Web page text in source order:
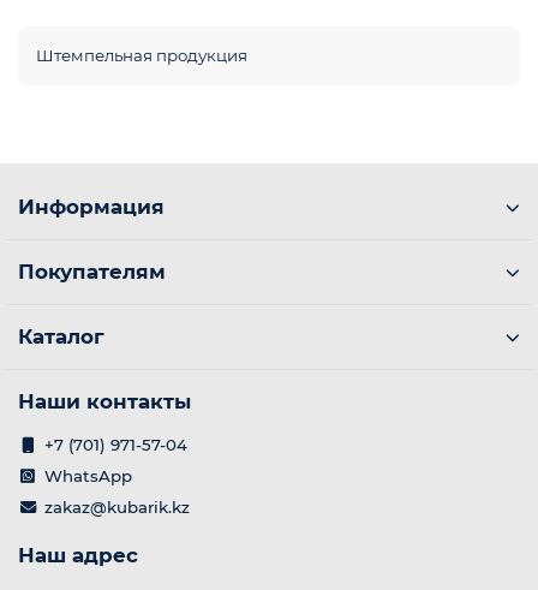
Штемпельная продукция
Информация
Покупателям
Каталог
Наши контакты
+7 (701) 971-57-04
WhatsApp
zakaz@kubarik.kz
Наш адрес